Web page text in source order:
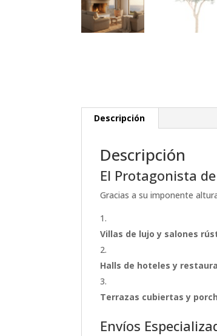
Descripción
Descripción
El Protagonista
Gracias a su imponente
Villas de lujo y salones
Halls de hoteles y
Terrazas cubiertas y
Envíos